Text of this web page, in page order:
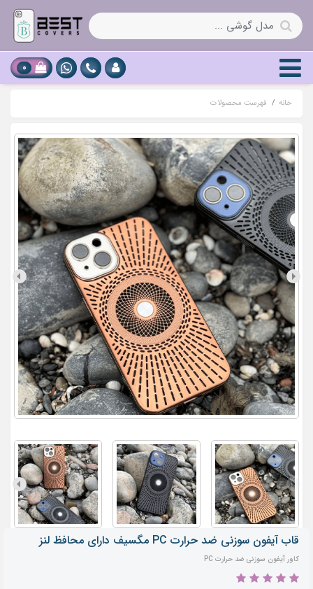
0
خانه فهرست محصولات
قاب آیفون سوزنی ضد حرارت PC مگسیف دارای محافظ لنز
کاور آیفون سوزنی ضد حرارت PC